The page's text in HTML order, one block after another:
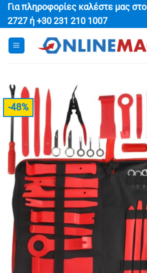
Μετάβαση
στο
περιεχόμενο
Για πληροφορίες καλέστε μας στο
2727 ή +30 231 210 1007
-48%